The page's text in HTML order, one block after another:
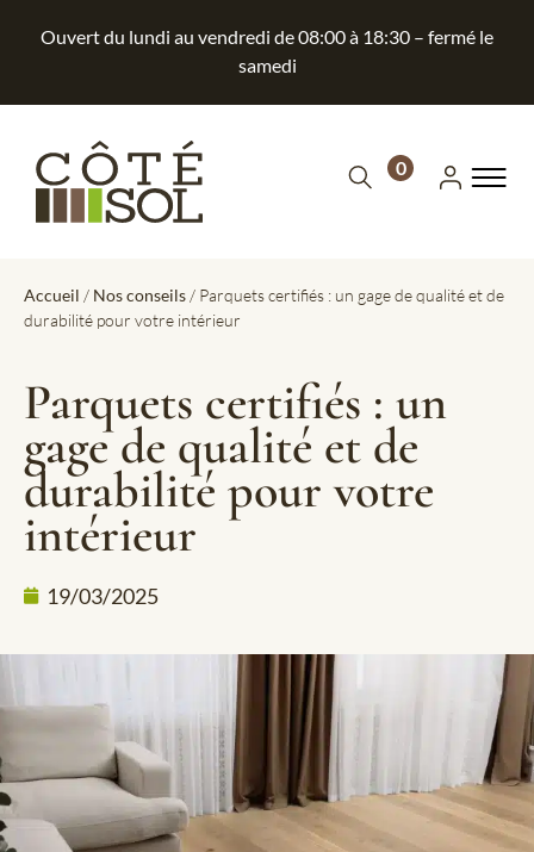
Ouvert du lundi au vendredi de 08:00 à 18:30 – fermé le
samedi
0
Accueil / Nos conseils / Parquets certifiés : un gage de qualité et de
durabilité pour votre intérieur
Parquets certifiés : un
gage de qualité et de
durabilité pour votre
intérieur
19/03/2025